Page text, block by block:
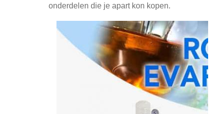
onderdelen die je apart kon kopen.